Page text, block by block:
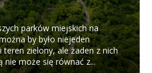
parków miejskich na
by było niejeden
zielony, ale żaden z nich
nie może się równać z...